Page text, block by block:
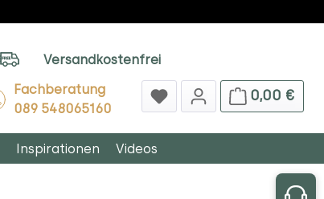
Versandkostenfrei
Fachberatung
089 548065160
0,00 €
Inspirationen Videos